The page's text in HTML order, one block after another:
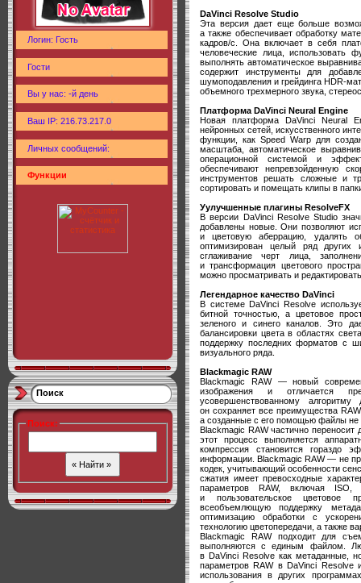
Логин: Гость
Гости
Вы у нас: -й день
Ваш IP: 216.73.217.0
Личных сообщений:
Функции
Поиск
Поиск:
DaVinci Resolve Studio
Эта версия дает еще больше
а также обеспечивает обработку
кадров/с. Она включает в себя
человеческие лица, использовать
выполнять автоматическое
содержит инструменты для
шумоподавления и грейдинга HDR-
объемного трехмерного звука,
Платформа DaVinci Neural Engine
Новая платформа DaVinci Neural
нейронных сетей, искусственного
функции, как Speed Warp для
масштаба, автоматическое
операционной системой и
обеспечивают непревзойденную
инструментов решать сложные и
сортировать и помещать клипы в
Уулучшенные плагины ResolveFX
В версии DaVinci Resolve Studio
добавлены новые. Они позволяют
и цветовую аберрацию, удалять
оптимизирован целый ряд других
сглаживание черт лица,
и трансформация цветового
можно просматривать и
Легендарное качество DaVinci
В системе DaVinci Resolve
битной точностью, а цветовое
зеленого и синего каналов. Это
балансировки цвета в областях
поддержку последних форматов с
визуального ряда.
Blackmagic RAW
Blackmagic RAW — новый
изображения и отличается
усовершенствованному
он сохраняет все преимущества
а созданные с его помощью файлы
Blackmagic RAW частично
этот процесс выполняется
компрессия становится гораздо
информации. Blackmagic RAW — не
кодек, учитывающий особенности
сжатия имеет превосходные
параметров RAW, включая ISO,
и пользовательское цветовое
всеобъемлющую поддержку
оптимизацию обработки с
технологию цветопередачи, а также
Blackmagic RAW подходит для
выполняются с единым файлом.
в DaVinci Resolve как метаданные,
параметров RAW в DaVinci Resolve
использования в других